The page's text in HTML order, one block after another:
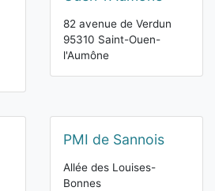
82 avenue de Verdun
95310 Saint-Ouen-
l'Aumône
PMI de Sannois
Allée des Louises-
Bonnes